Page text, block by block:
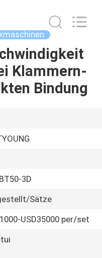
Klammern-
Bindung
3D
Sätze
USD35000 per/set